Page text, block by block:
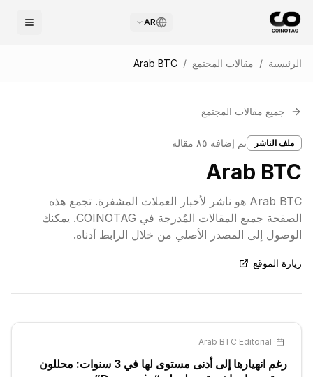
AR
الرئيسية / مقالات المجتمع /
Arab BTC
جميع مقالات المجتمع
ملف الناشر تم إضافة ٨٥ مقالة
Arab BTC
Arab BTC هو ناشر لأخبار العملات المشفرة. تجمع هذه
الصفحة جميع المقالات المُدرجة في COINOTAG. يمكنك
الوصول إلى المصدر الأصلي من خلال الرابط أدناه.
زيارة الموقع
·
Arab BTC Editorial
رغم انهيارها إلى أدنى مستوى لها في 3 سنوات: محللون